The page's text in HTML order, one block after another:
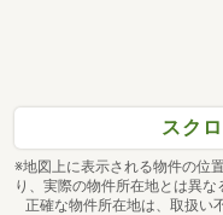
スク
※地図上に表示される物件の位
り、実際の物件所在地とは異な
正確な物件所在地は、取扱い